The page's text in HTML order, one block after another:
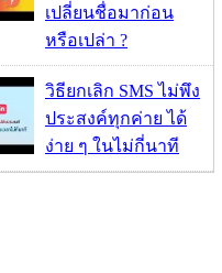
เปลี่ยนชื่อมาก่อน
หรือเปล่า ?
วิธียกเลิก SMS ไม่พึง
ประสงค์ทุกค่าย ได้
ง่าย ๆ ในไม่กี่นาที